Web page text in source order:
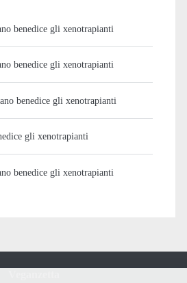
benedice gli xenotrapianti
benedice gli xenotrapianti
benedice gli xenotrapianti
gli xenotrapianti
benedice gli xenotrapianti